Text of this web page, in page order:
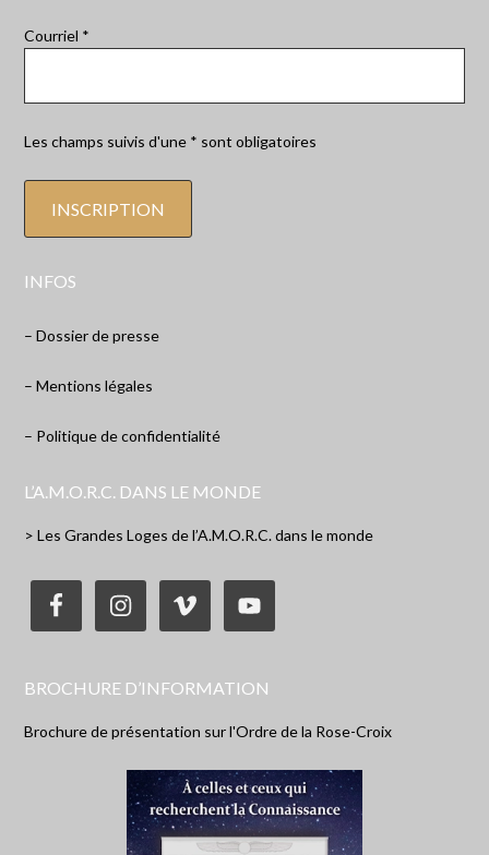
Courriel *
Les champs suivis d'une * sont obligatoires
INFOS
– Dossier de presse
– Mentions légales
– Politique de confidentialité
L’A.M.O.R.C. DANS LE MONDE
> Les Grandes Loges de l’A.M.O.R.C. dans le monde
BROCHURE D’INFORMATION
Brochure de présentation sur l'Ordre de la Rose-Croix